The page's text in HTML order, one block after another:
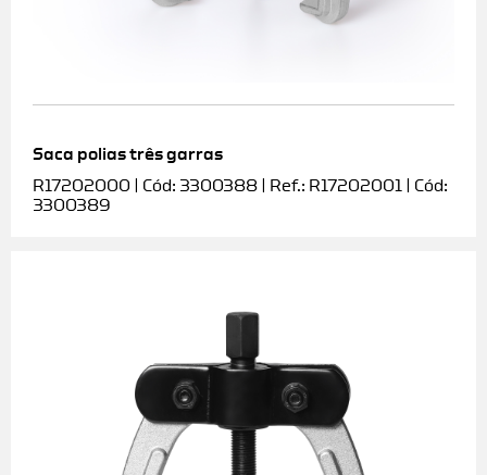
Saca polias três garras
R17202000 | Cód: 3300388 | Ref.: R17202001 | Cód:
3300389